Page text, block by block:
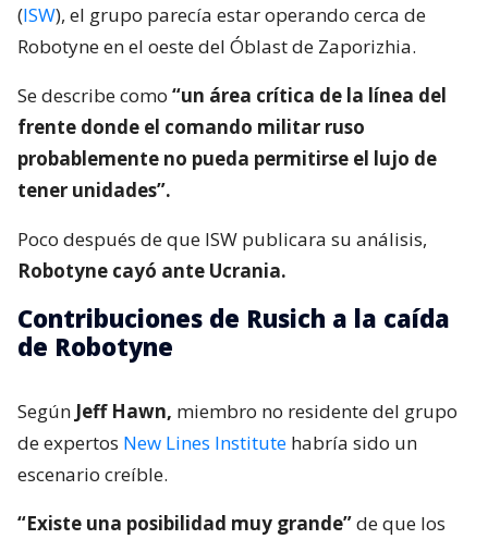
(ISW), el grupo parecía estar operando cerca de
Robotyne en el oeste del Óblast de Zaporizhia.
Se describe como “un área crítica de la línea del
frente donde el comando militar ruso
probablemente no pueda permitirse el lujo de
tener unidades”.
Poco después de que ISW publicara su análisis,
Robotyne cayó ante Ucrania.
Contribuciones de Rusich a la caída
de Robotyne
Según Jeff Hawn, miembro no residente del grupo
de expertos New Lines Institute habría sido un
escenario creíble.
“Existe una posibilidad muy grande”de que los